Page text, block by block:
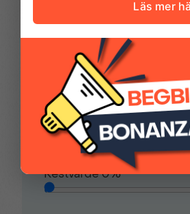
Yttertemperaturmätare
Vi hjälper dig att ordna
din bil. Här kan du
månadskostnad och
ansökan online.
Kontantinsats67 475,00 kr
Avbetalningstid60
Restvärde0%